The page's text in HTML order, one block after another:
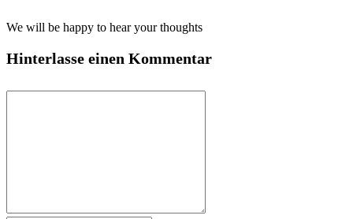
We will be happy to hear your thoughts
Hinterlasse einen Kommentar